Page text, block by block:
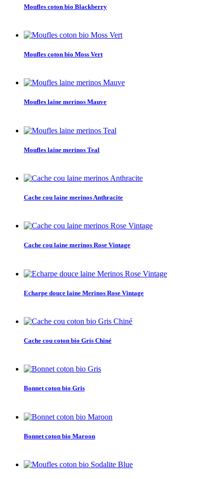
Moufles coton bio Blackberry
Moufles coton bio Moss Vert
Moufles laine merinos Mauve
Moufles laine merinos Teal
Cache cou laine merinos Anthracite
Cache cou laine merinos Rose Vintage
Echarpe douce laine Merinos Rose Vintage
Cache cou coton bio Gris Chiné
Bonnet coton bio Gris
Bonnet coton bio Maroon